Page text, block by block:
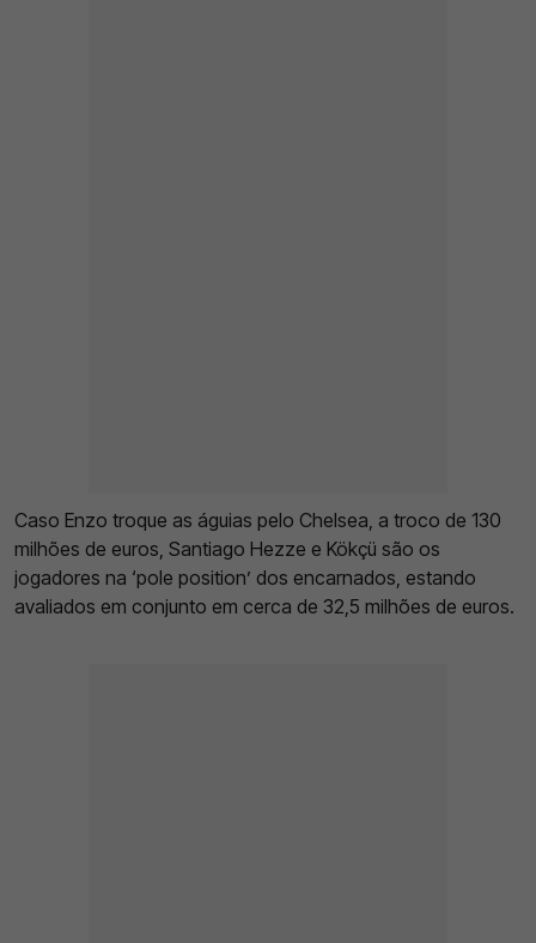
Caso Enzo troque as águias pelo Chelsea, a troco de 130
milhões de euros, Santiago Hezze e Kökçü são os
jogadores na ‘pole position’ dos encarnados, estando
avaliados em conjunto em cerca de 32,5 milhões de euros.